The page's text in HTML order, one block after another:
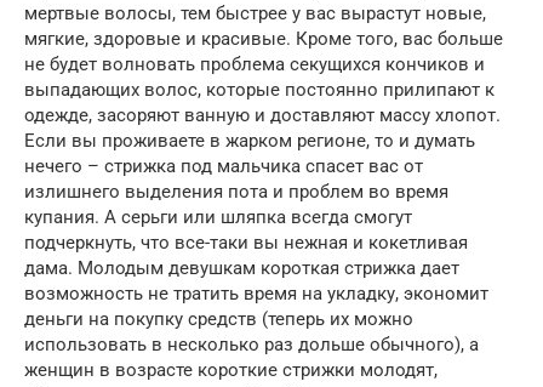
мертвые волосы, тем быстрее у вас вырастут новые,
мягкие, здоровые и красивые. Кроме того, вас больше
не будет волновать проблема секущихся кончиков и
выпадающих волос, которые постоянно прилипают к
одежде, засоряют ванную и доставляют массу хлопот.
Если вы проживаете в жарком регионе, то и думать
нечего – стрижка под мальчика спасет вас от
излишнего выделения пота и проблем во время
купания. А серьги или шляпка всегда смогут
подчеркнуть, что все-таки вы нежная и кокетливая
дама. Молодым девушкам короткая стрижка дает
возможность не тратить время на укладку, экономит
деньги на покупку средств (теперь их можно
использовать в несколько раз дольше обычного), а
женщин в возрасте короткие стрижки молодят,